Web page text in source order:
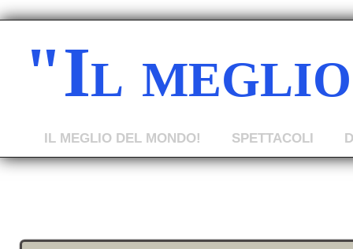
"Il
IL MEGLIO DEL MONDO! SPETTACOLI